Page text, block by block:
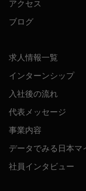
アクセス
ブログ
求人情報一覧
インターンシップ
入社後の流れ
代表メッセージ
事業内容
データでみる日本マ
社員インタビュー